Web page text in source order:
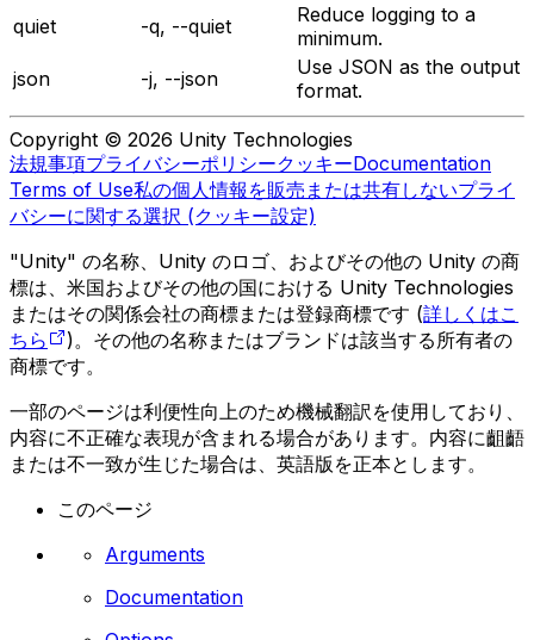
quiet
-q, --quiet
Reduce logging to a
minimum.
json
-j, --json
Use JSON as the output
format.
Copyright © 2026 Unity Technologies
法規事項プライバシーポリシークッキーDocumentation
Terms of Use私の個人情報を販売または共有しないプライ
バシーに関する選択 (クッキー設定)
"Unity" の名称、Unity のロゴ、およびその他の Unity の商
標は、米国およびその他の国における Unity Technologies
またはその関係会社の商標または登録商標です (詳しくはこ
ちら
)。その他の名称またはブランドは該当する所有者の
商標です。
一部のページは利便性向上のため機械翻訳を使用しており、
内容に不正確な表現が含まれる場合があります。内容に齟齬
または不一致が生じた場合は、英語版を正本とします。
このページ
Arguments
Documentation